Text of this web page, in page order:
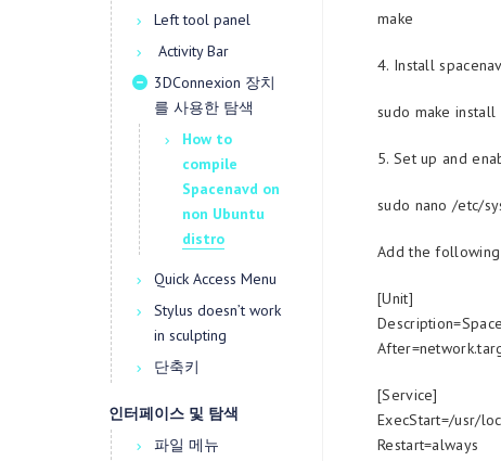
Left tool panel
Activity Bar
3DConnexion 장치
를 사용한 탐색
How to
compile
Spacenavd on
non Ubuntu
distro
Quick Access Menu
Stylus doesn’t work
in sculpting
단축키
인터페이스 및 탐색
파일 메뉴
make
4. Install
sudo make install
5. Set up and
sudo nano /etc/
Add the
[Unit]
[Service]
ExecStart=/usr/
Restart=always